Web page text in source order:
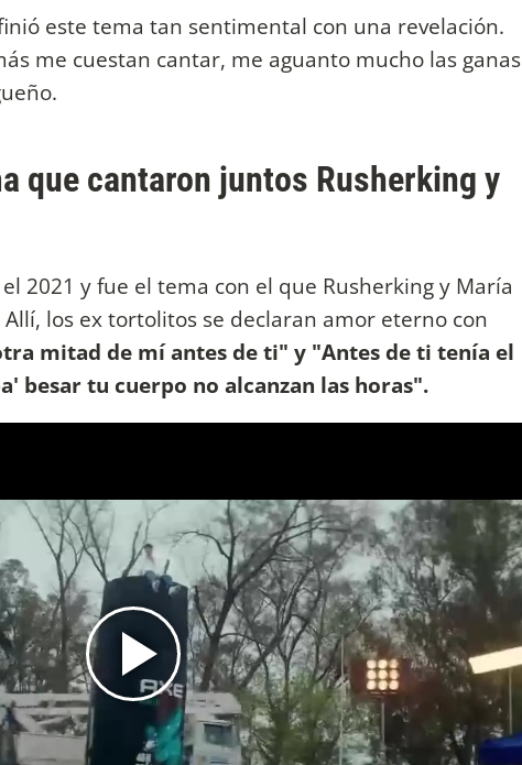
este tema tan sentimental con una revelación.
me cuestan cantar, me aguanto mucho las ganas
que cantaron juntos Rusherking y
2021 y fue el tema con el que Rusherking y María
los ex tortolitos se declaran amor eterno con
mitad de mí antes de ti" y "Antes de ti tenía el
besar tu cuerpo no alcanzan las horas".